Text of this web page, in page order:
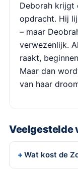
Deborah krijgt
opdracht. Hij
– maar
verwezenlijk.
raakt,
Maar dan
van haar
Veelgestelde
Wat kost de